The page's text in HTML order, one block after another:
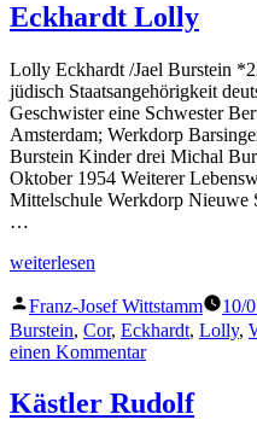
Eckhardt Lolly
Lolly Eckhardt /Jael Burstein
jüdisch Staatsangehörigkeit
Geschwister eine Schwester
Amsterdam; Werkdorp
Burstein Kinder drei Michal
Oktober 1954 Weiterer
Mittelschule Werkdorp
…
„Eckhardt
weiterlesen
Veröffentlicht
von
Franz-Josef Wittstamm 10/
Burstein, Cor, Eckhardt, Lolly,
einen Kommentarzu
Lolly
Kästler Rudolf